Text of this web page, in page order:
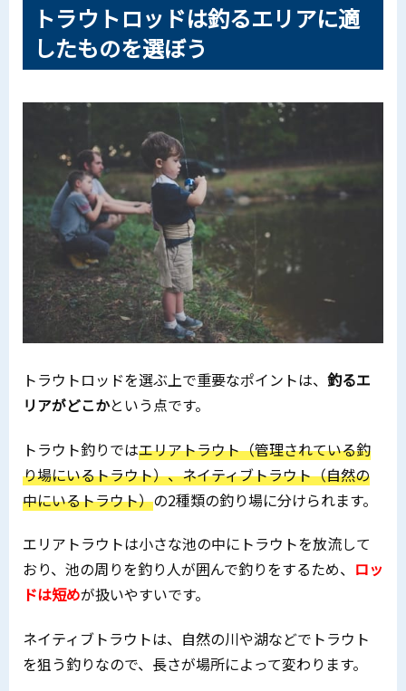
トラウトロッドは釣るエリアに適
したものを選ぼう
トラウトロッドを選ぶ上で重要なポイントは、 釣るエ
リアがどこかという点です。
トラウト釣りではエリアトラウト（管理されている釣
り場にいるトラウト）、ネイティブトラウト（自然の
中にいるトラウト）の2種類の釣り場に分けられます。
エリアトラウトは小さな池の中にトラウトを放流して
おり、池の周りを釣り人が囲んで釣りをするため、 ロッ
ドは短めが扱いやすいです。
ネイティブトラウトは、自然の川や湖などでトラウト
を狙う釣りなので、長さが場所によって変わります。